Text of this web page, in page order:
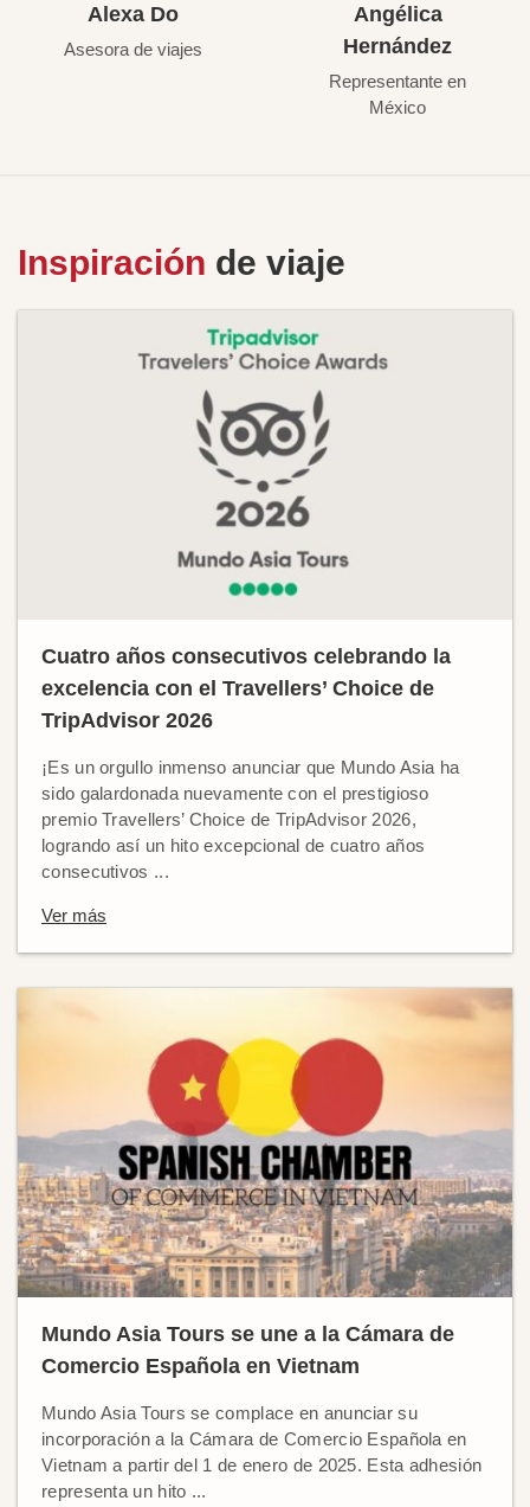
Alexa Do
Asesora de viajes
Angélica
Hernández
Representante en
México
Inspiración de viaje
Cuatro años consecutivos celebrando la
excelencia con el Travellers’ Choice de
TripAdvisor 2026
¡Es un orgullo inmenso anunciar que Mundo Asia ha
sido galardonada nuevamente con el prestigioso
premio Travellers’ Choice de TripAdvisor 2026,
logrando así un hito excepcional de cuatro años
consecutivos ...
Ver más
Mundo Asia Tours se une a la Cámara de
Comercio Española en Vietnam
Mundo Asia Tours se complace en anunciar su
incorporación a la Cámara de Comercio Española en
Vietnam a partir del 1 de enero de 2025. Esta adhesión
representa un hito ...